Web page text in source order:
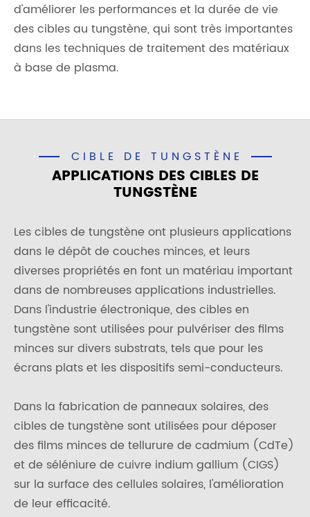
d'améliorer les performances et la durée de vie
des cibles au tungstène, qui sont très importantes
dans les techniques de traitement des matériaux
à base de plasma.
CIBLE DE TUNGSTÈNE
APPLICATIONS DES CIBLES DE
TUNGSTÈNE
Les cibles de tungstène ont plusieurs applications
dans le dépôt de couches minces, et leurs
diverses propriétés en font un matériau important
dans de nombreuses applications industrielles.
Dans l'industrie électronique, des cibles en
tungstène sont utilisées pour pulvériser des films
minces sur divers substrats, tels que pour les
écrans plats et les dispositifs semi-conducteurs.
Dans la fabrication de panneaux solaires, des
cibles de tungstène sont utilisées pour déposer
des films minces de tellurure de cadmium (CdTe)
et de séléniure de cuivre indium gallium (CIGS)
sur la surface des cellules solaires, l'amélioration
de leur efficacité.